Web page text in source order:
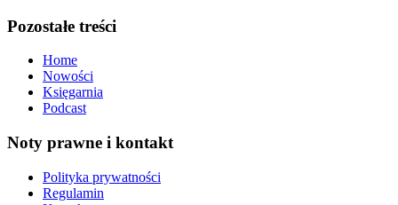
Pozostałe treści
Home
Nowości
Księgarnia
Podcast
Noty prawne i kontakt
Polityka prywatności
Regulamin